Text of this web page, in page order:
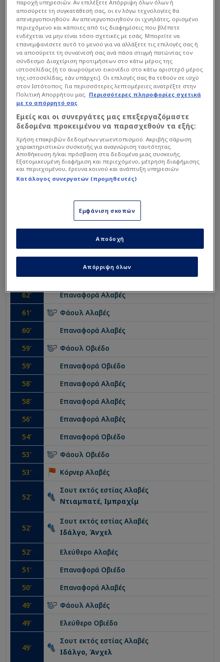
69'
Αλλαγή Αλαβές
Ντιαμπατέ, Ιμπραχίμ
Μάνας, Αϊτόρ
68'
Τραυματισμός Αλαβές
Σιβέρα, Αντόνιο
68' Τραυματισμός Οβιέδο
67' Φάουλ Οβιέδο
67' Επαναφορά Οβιέδο
66'
Αλλαγή
Κολομπάτο, Σανταάγκο
Κάιρα, Ιλίας
65'
Κίτρινη κάρτα
Οβιέδο
Οβιέδο
63' Φάουλ Αλαβές
62' Επαναφορά Αλαβές
62' Επαναφορά Αλαβές
61 ' Φάουλ Αλαβές
60' Επαναφορά Αλαβές
59' Φάουλ Οβιέδο
59' Επαναφορά Οβιέδο
58' Επαναφορά Αλαβές
58' Επαναφορά Αλαβές
56' Επαναφορά Αλαβές
54' Επαναφορά Οβιέδο
53' Φάουλ Οβιέδο
53' Κόρνερ Αλαβές
52'
Σουτ εκτός εστίας Αλαβές
Ντιαμπατέ, Ιμπραχίμ
52'
Σουτ εκτός εστίας Αλαβές
Ιδάλγο, Άνχελ
52' Ελεύθερο Αλαβές
51 ' Επαναφορά Οβιέδο
50' Επαναφορά Αλαβές
49' Φάουλ Αλαβές
49' Ελεύθερο Οβιέδο
49'
Σουτ εκτός εστίας Αλαβές
Ιδάλγο, Άνχελ
παροχή υπηρεσιών. Αν επιλέξετε Απόρριψη όλων όλων ή
αποσύρετε τη συγκατάθεσή σας, οι εν λόγω τεχνολογίες θα
απενεργοποιηθούν. Αν απενεργοποιηθούν οι ιχνηλάτες, ορισμένο
περιεχόμενο και κάποιες από τις διαφημίσεις που βλέπετε
ενδέχεται να μην είναι τόσο σχετικές με εσάς. Μπορείτε να
επανεμφανίσετε αυτό το μενού για να αλλάξετε τις επιλογές σας ή
να αποσύρετε τη συναίνεσή σας ανά πάσα στιγμή πατώντας τον
σύνδεσμο Διαχείριση προτιμήσεων στο κάτω μέρος της
ιστοσελίδας [ή το αιωρούμενο εικονίδιο στο κάτω αριστερό μέρος
της ιστοσελίδας, εάν υπάρχει]. Οι επιλογές σας θα τεθούν σε ισχύ
στον Ιστότοπος. Για περισσότερες λεπτομέρειες ανατρέξτε στην
Πολιτική Απορρήτου μας. Περισσότερες πληροφορίες σχετικά
με το απόρρητό σας
Εμείς και οι συνεργάτες μας επεξεργαζόμαστε
δεδομένα προκειμένου να παρασχεθούν τα εξής:
Χρήση επακριβών δεδομένων γεωεντοπισμού. Ακριβής σάρωση
χαρακτηριστικών συσκευής για αναγνώριση ταυτότητας.
Αποθήκευση ή/και πρόσβαση στα δεδομένα μιας συσκευής.
Εξατομικευμένη διαφήμιση και περιεχόμενο, μέτρηση διαφήμισης
και περιεχομένου, έρευνα κοινού και ανάπτυξη υπηρεσιών.
Κατάλογος συνεργατών (προμηθευτές)
Εμφάνιση σκοπών
Απόρριψη όλων
Αποδοχή